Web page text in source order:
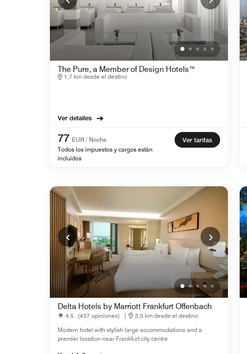
The Pure, a Member of Design Hotels™
1,7 km desde el destino
Ver detalles
77 EUR / Noche
Todos los impuestos y cargos están
incluidos
Ver tarifas
Delta Hotels by Marriott Frankfurt Offenbach
4.5 (437 opiniones) |
3,5 km desde el destino
Modern hotel with stylish large accommodations and a
premier location near Frankfurt city centre